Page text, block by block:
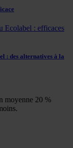
: des alternatives à la
moyenne 20 %